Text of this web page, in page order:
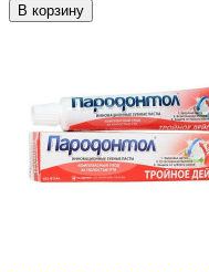
В корзину